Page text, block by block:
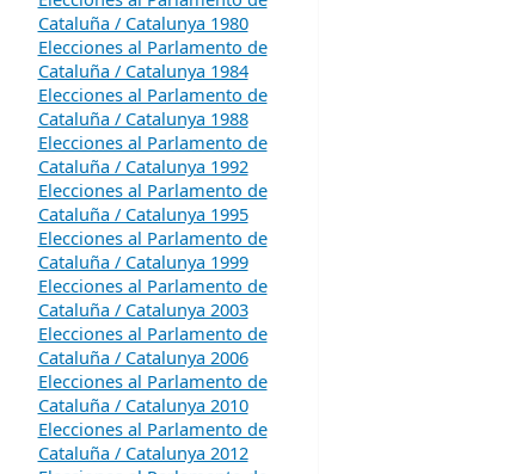
Cataluña / Catalunya 1980
Elecciones al Parlamento de
Cataluña / Catalunya 1984
Elecciones al Parlamento de
Cataluña / Catalunya 1988
Elecciones al Parlamento de
Cataluña / Catalunya 1992
Elecciones al Parlamento de
Cataluña / Catalunya 1995
Elecciones al Parlamento de
Cataluña / Catalunya 1999
Elecciones al Parlamento de
Cataluña / Catalunya 2003
Elecciones al Parlamento de
Cataluña / Catalunya 2006
Elecciones al Parlamento de
Cataluña / Catalunya 2010
Elecciones al Parlamento de
Cataluña / Catalunya 2012